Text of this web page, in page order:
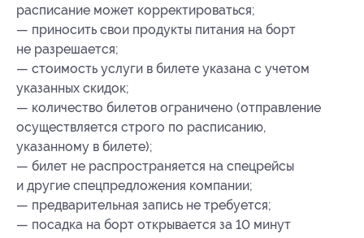
расписание может корректироваться;
— приносить свои продукты питания на борт
не разрешается;
— стоимость услуги в билете указана с учетом
указанных скидок;
— количество билетов ограничено (отправление
осуществляется строго по расписанию,
указанному в билете);
— билет не распространяется на спецрейсы
и другие спецпредложения компании;
— предварительная запись не требуется;
— посадка на борт открывается за 10 минут